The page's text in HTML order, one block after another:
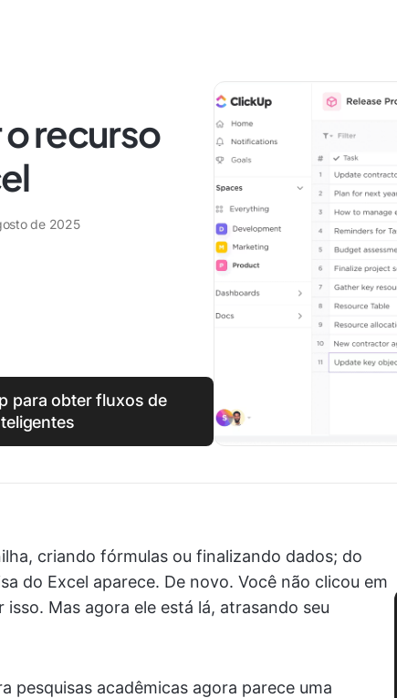
recurso
de 2025
para obter fluxos de
criando fórmulas ou finalizando dados; do
do Excel aparece. De novo. Você não clicou em
Mas agora ele está lá, atrasando seu
pesquisas acadêmicas agora parece uma